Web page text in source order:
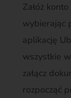
Załóż
wybierając
aplikację
wszystkie
załącz
rozpocząć